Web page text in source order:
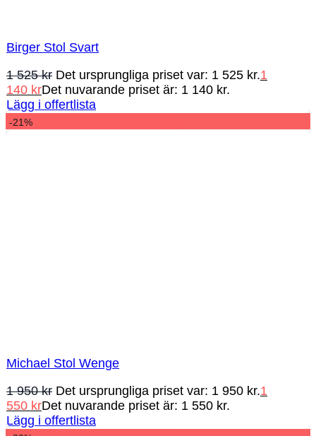
Birger Stol Svart
1 525kr Det ursprungliga priset var: 1 525 kr.1
140 krDet nuvarande priset är: 1 140 kr.
Lägg i offertlista
-21%
Michael Stol Wenge
1 950kr Det ursprungliga priset var: 1 950 kr.1
550 krDet nuvarande priset är: 1 550 kr.
Lägg i offertlista